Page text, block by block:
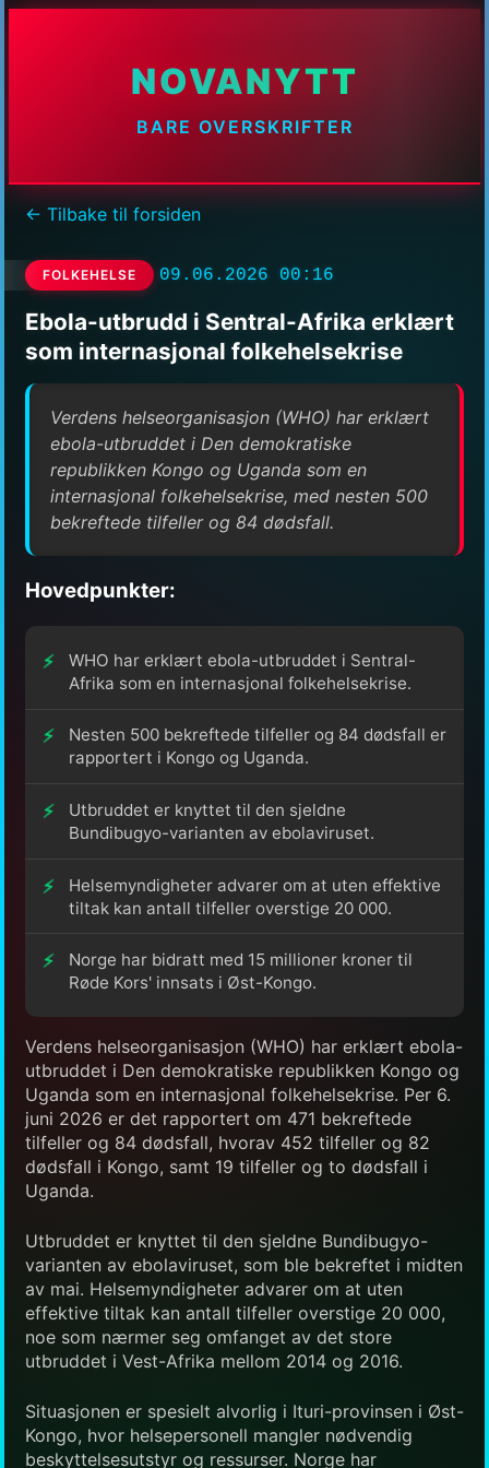
NOVANYTT
BARE OVERSKRIFTER
← Tilbake til forsiden
FOLKEHELSE 09.06.2026 00:16
Ebola-utbrudd i Sentral-Afrika erklært
som internasjonal folkehelsekrise
Verdens helseorganisasjon (WHO) har erklært
ebola-utbruddet i Den demokratiske
republikken Kongo og Uganda som en
internasjonal folkehelsekrise, med nesten 500
bekreftede tilfeller og 84 dødsfall.
Hovedpunkter:
WHO har erklært ebola-utbruddet i Sentral-
Afrika som en internasjonal folkehelsekrise.
Nesten 500 bekreftede tilfeller og 84 dødsfall er
rapportert i Kongo og Uganda.
Utbruddet er knyttet til den sjeldne
Bundibugyo-varianten av ebolaviruset.
Helsemyndigheter advarer om at uten effektive
tiltak kan antall tilfeller overstige 20 000.
Norge har bidratt med 15 millioner kroner til
Røde Kors' innsats i Øst-Kongo.
Verdens helseorganisasjon (WHO) har erklært ebola-
utbruddet i Den demokratiske republikken Kongo og
Uganda som en internasjonal folkehelsekrise. Per 6.
juni 2026 er det rapportert om 471 bekreftede
tilfeller og 84 dødsfall, hvorav 452 tilfeller og 82
dødsfall i Kongo, samt 19 tilfeller og to dødsfall i
Uganda.
Utbruddet er knyttet til den sjeldne Bundibugyo-
varianten av ebolaviruset, som ble bekreftet i midten
av mai. Helsemyndigheter advarer om at uten
effektive tiltak kan antall tilfeller overstige 20 000,
noe som nærmer seg omfanget av det store
utbruddet i Vest-Afrika mellom 2014 og 2016.
Situasjonen er spesielt alvorlig i Ituri-provinsen i Øst-
Kongo, hvor helsepersonell mangler nødvendig
beskyttelsesutstyr og ressurser. Norge har